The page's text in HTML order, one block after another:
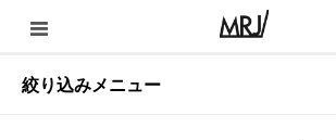
絞り込みメニュー